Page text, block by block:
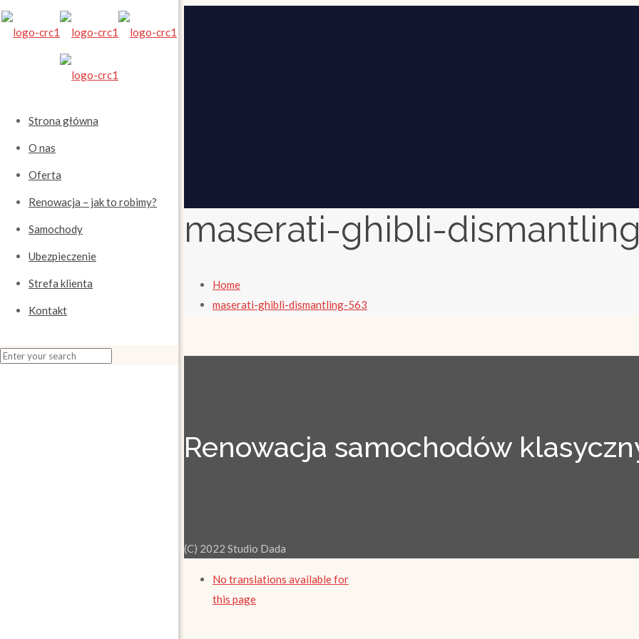
Strona główna
O nas
Oferta
Renowacja – jak to robimy?
Samochody
Ubezpieczenie
Strefa klienta
Kontakt
maserati-ghibli-
Home
maserati-ghibli-dismantling-563
Renowacja samochodów
(C) 2022 Studio Dada
No translations available for
this page